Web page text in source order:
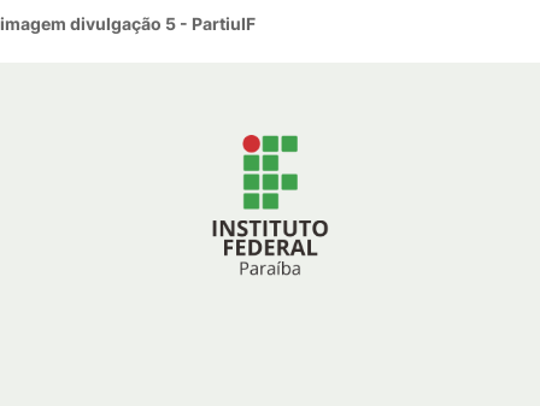
imagem divulgação 5 - PartiuIF